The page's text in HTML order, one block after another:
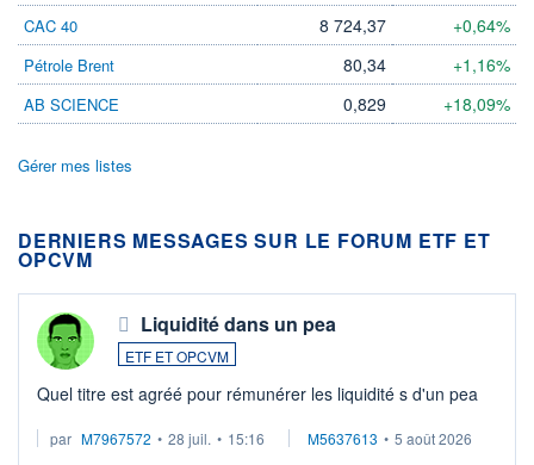
CAC 40 8 724,37 +0,64%
Pétrole Brent 80,34 +1,16%
AB SCIENCE 0,829 +18,09%
Gérer mes listes
DERNIERS MESSAGES SUR LE FORUM ETF ET
OPCVM
Liquidité dans un pea
ETF ET OPCVM
Quel titre est agréé pour rémunérer les liquidité s d'un pea
par M7967572 • 28 juil. • 15:16 M5637613 • 5 août 2026